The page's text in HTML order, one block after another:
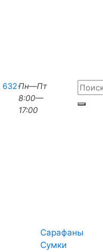
632-Пн—Пт
8:00—
17:00
Сарафаны
Сумки